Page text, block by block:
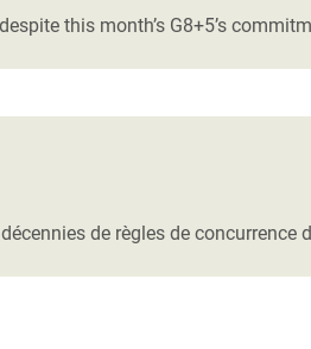
this month’s G8+5’s
de règles de concurrence